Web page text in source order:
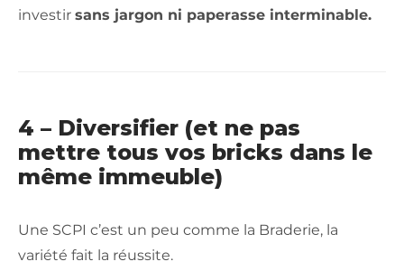
investir sans jargon ni paperasse interminable.
4 – Diversifier (et ne pas
mettre tous vos bricks dans le
même immeuble)
Une SCPI c’est un peu comme la Braderie, la
variété fait la réussite.